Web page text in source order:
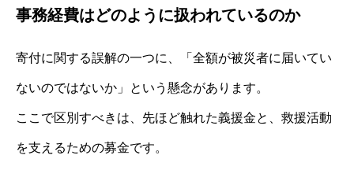
事務経費はどのように扱われているのか
寄付に関する誤解の一つに、「全額が被災者に届いてい
ないのではないか」という懸念があります。
ここで区別すべきは、先ほど触れた義援金と、救援活動
を支えるための募金です。